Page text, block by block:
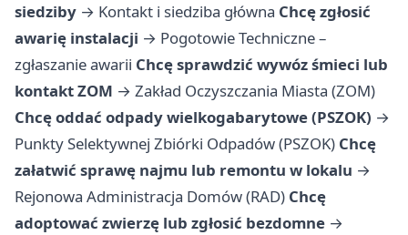
siedziby → Kontakt i siedziba główna Chcę zgłosić
awarię instalacji → Pogotowie Techniczne –
zgłaszanie awarii Chcę sprawdzić wywóz śmieci lub
kontakt ZOM → Zakład Oczyszczania Miasta (ZOM)
Chcę oddać odpady wielkogabarytowe (PSZOK) →
Punkty Selektywnej Zbiórki Odpadów (PSZOK) Chcę
załatwić sprawę najmu lub remontu w lokalu →
Rejonowa Administracja Domów (RAD) Chcę
adoptować zwierzę lub zgłosić bezdomne →